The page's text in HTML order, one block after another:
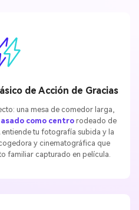
de Acción de Gracias
una mesa de comedor larga,
asado como centro rodeado de
tu fotografía subida y la
y cinematográfica que
familiar capturado en película.
IA
100 %